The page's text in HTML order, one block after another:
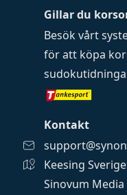
Gillar du
Besök vårt
för att köpa
Kontakt
Keesing
Sinovum Media